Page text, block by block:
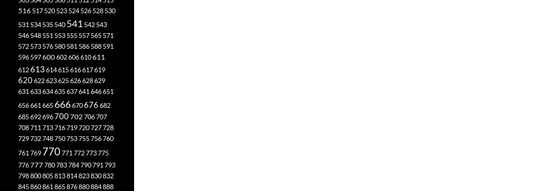
516 517 520 523 524 526 528 530
531 534 535 540 541 542 543
546 548 551 553 555 557 565 571
572 573 576 580 581 586 588 591
596 597600602606610611
612613614615616617619
620622623625626628629
631 633634635637641 646651
656661 665666670676 682
685692696700702706707
708711 713716719720727728
729732748750753755756760
761 769 770771 772773775
776777780783784790791 793
798800805813814823830832
845860861 865876880884888